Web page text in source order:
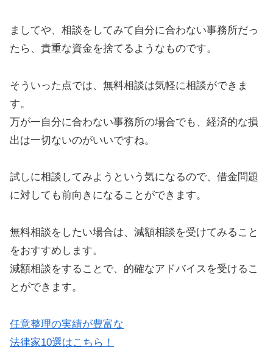
ましてや、相談をしてみて自分に合わない事務所だっ
たら、貴重な資金を捨てるようなものです。
そういった点では、無料相談は気軽に相談ができま
す。
万が一自分に合わない事務所の場合でも、経済的な損
出は一切ないのがいいですね。
試しに相談してみようという気になるので、借金問題
に対しても前向きになることができます。
無料相談をしたい場合は、減額相談を受けてみること
をおすすめします。
減額相談をすることで、的確なアドバイスを受けるこ
とができます。
任意整理の実績が豊富な
法律家10選はこちら！